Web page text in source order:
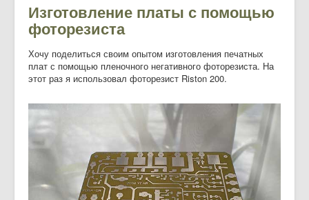
Изготовление платы с помощью
фоторезиста
Хочу поделиться своим опытом изготовления печатных
плат с помощью пленочного негативного фоторезиста. На
этот раз я использовал фоторезист Riston 200.